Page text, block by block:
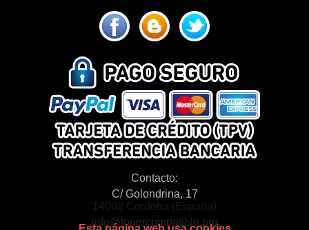
Contacto:
C/ Golondrina, 17
14002 Córdoba (España)
info@tonercompatible.pro